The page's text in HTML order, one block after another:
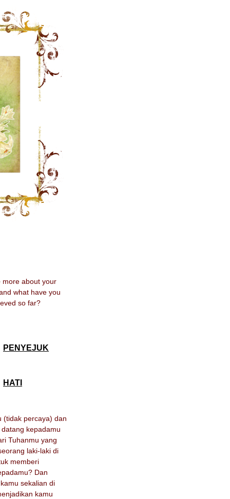
more about your
what have you
so far?
PENYEJUK
HATI
(tidak percaya) dan
kepadamu
Tuhanmu yang
laki-laki di
memberi
Dan
sekalian di
kamu